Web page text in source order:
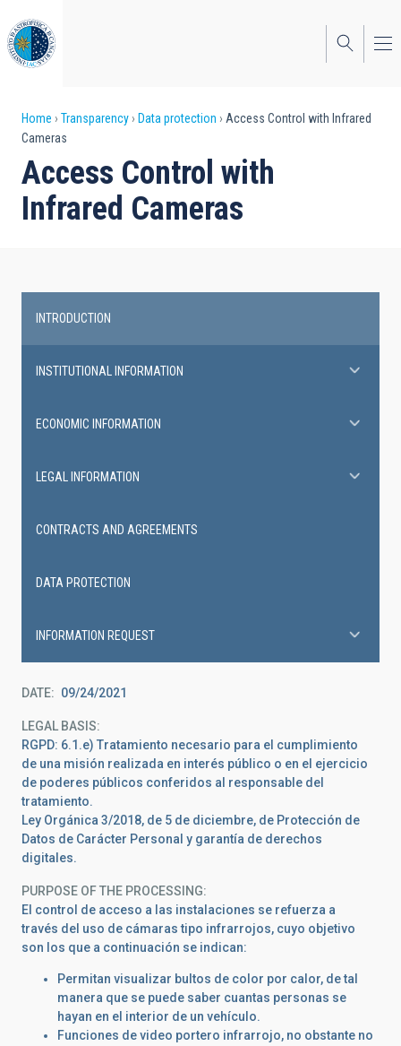
to
main
content
Breadcrumb
Home Transparency Data protection
Access Control with Infrared
Cameras
Access Control with
Infrared Cameras
DATE 09/24/2021
LEGAL BASIS
RGPD: 6.1.e) Tratamiento necesario para el cumplimiento
de una misión realizada en interés público o en el ejercicio
de poderes públicos conferidos al responsable del
tratamiento.
Ley Orgánica 3/2018, de 5 de diciembre, de Protección de
Datos de Carácter Personal y garantía de derechos
digitales.
PURPOSE OF THE PROCESSING
El control de acceso a las instalaciones se refuerza a
través del uso de cámaras tipo infrarrojos, cuyo objetivo
son los que a continuación se indican:
Permitan visualizar bultos de color por calor, de tal
manera que se puede saber cuantas personas se
hayan en el interior de un vehículo.
Funciones de video portero infrarrojo, no obstante no
INTRODUCTION
INSTITUTIONAL INFORMATION
ECONOMIC INFORMATION
LEGAL INFORMATION
CONTRACTS AND AGREEMENTS
DATA PROTECTION
INFORMATION REQUEST